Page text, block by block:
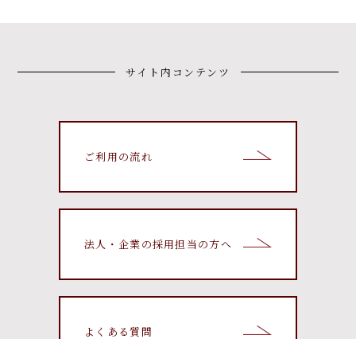
サイト内コンテンツ
ご利用の流れ
法人・企業の採用担当の方へ
よくある質問